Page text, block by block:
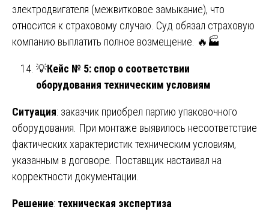
электродвигателя (межвитковое замыкание), что
относится к страховому случаю. Суд обязал страховую
компанию выплатить полное возмещение. 🔥🏭
💡Кейс № 5: спор о соответствии
оборудования техническим условиям
Ситуация: заказчик приобрел партию упаковочного
оборудования. При монтаже выявилось несоответствие
фактических характеристик техническим условиям,
указанным в договоре. Поставщик настаивал на
корректности документации.
Решение: техническая экспертиза